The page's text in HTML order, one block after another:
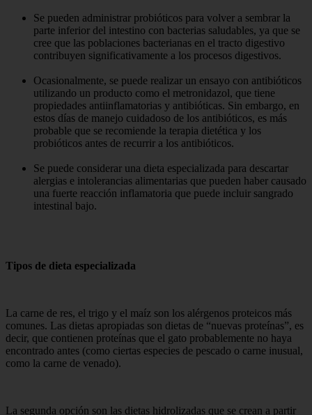
Se pueden administrar probióticos para volver a sembrar la
parte inferior del intestino con bacterias saludables, ya que se
cree que las poblaciones bacterianas en el tracto digestivo
contribuyen significativamente a los procesos digestivos.
Ocasionalmente, se puede realizar un ensayo con antibióticos
utilizando un producto como el metronidazol, que tiene
propiedades antiinflamatorias y antibióticas. Sin embargo, en
estos días de manejo cuidadoso de los antibióticos, es más
probable que se recomiende la terapia dietética y los
probióticos antes de recurrir a los antibióticos.
Se puede considerar una dieta especializada para descartar
alergias e intolerancias alimentarias que pueden haber causado
una fuerte reacción inflamatoria que puede incluir sangrado
intestinal bajo.
Tipos de dieta especializada
La carne de res, el trigo y el maíz son los alérgenos proteicos más
comunes. Las dietas apropiadas son dietas de “nuevas proteínas”, es
decir, que contienen proteínas que el gato probablemente no haya
encontrado antes (como ciertas especies de pescado o carne inusual,
como la carne de venado).
La segunda opción son las dietas hidrolizadas que se crean a partir